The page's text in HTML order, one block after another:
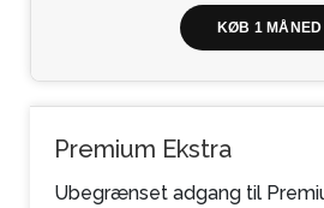
KØB 1 MÅNED
Premium Ekstra
Ubegrænset adgang til